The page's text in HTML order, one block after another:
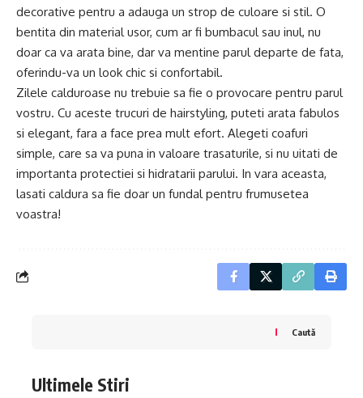
decorative pentru a adauga un strop de culoare si stil. O
bentita din material usor, cum ar fi bumbacul sau inul, nu
doar ca va arata bine, dar va mentine parul departe de fata,
oferindu-va un look chic si confortabil.
Zilele calduroase nu trebuie sa fie o provocare pentru parul
vostru. Cu aceste trucuri de hairstyling, puteti arata fabulos
si elegant, fara a face prea mult efort. Alegeti coafuri
simple, care sa va puna in valoare trasaturile, si nu uitati de
importanta protectiei si hidratarii parului. In vara aceasta,
lasati caldura sa fie doar un fundal pentru frumusetea
voastra!
Caută
Ultimele Stiri